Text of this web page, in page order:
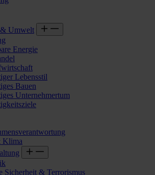
Umwelt
Energie
Lebensstil
Bauen
Unternehmertum
Klima
Sicherheit & Terrorismus